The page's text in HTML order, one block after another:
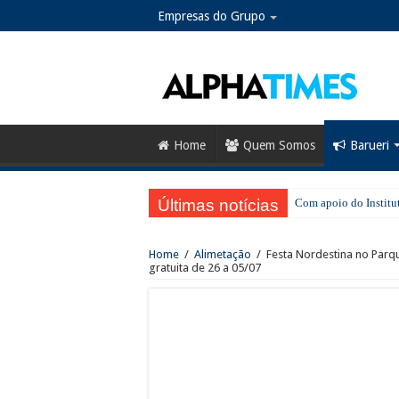
Empresas do Grupo
Home Quem Somos Barueri
Últimas notícias Com apoio do
Evento gratuito
Greve na CPTM:
Home / Alimetação / Festa Nordestina no
gratuita de 26 a 05/07